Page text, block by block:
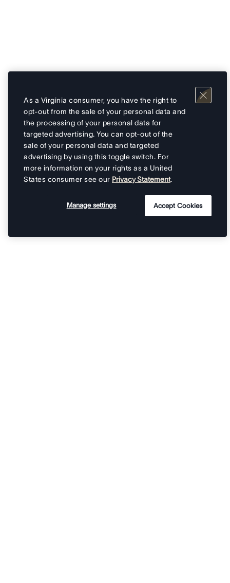
As a Virginia consumer, you have the right to
opt-out from the sale of your personal data and
the processing of your personal data for
targeted advertising. You can opt-out of the
sale of your personal data and targeted
advertising by using this toggle switch. For
more information on your rights as a United
States consumer see our Privacy Statement.
Manage settings Accept Cookies